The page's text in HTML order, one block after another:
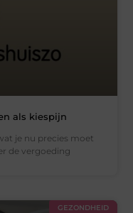
als kiespijn
je nu precies moet
de vergoeding
GEZONDHEID